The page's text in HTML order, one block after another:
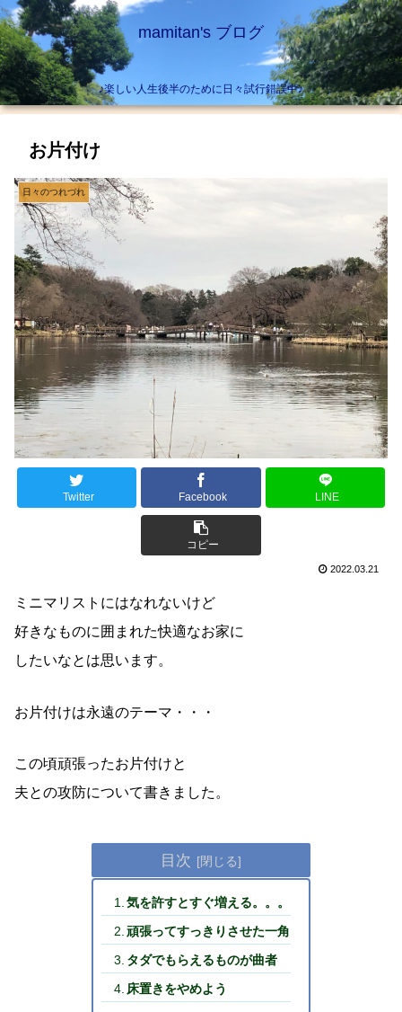
mamitan's ブログ
♪楽しい人生後半のために日々試行錯誤中♪
お片付け
日々のつれづれ
Twitter Facebook LINE
コピー
2022.03.21
ミニマリストにはなれないけど
好きなものに囲まれた快適なお家に
したいなとは思います。
お片付けは永遠のテーマ・・・
この頃頑張ったお片付けと
夫との攻防について書きました。
目次
気を許すとすぐ増える。。。
頑張ってすっきりさせた一角
タダでもらえるものが曲者
床置きをやめよう